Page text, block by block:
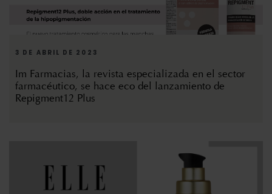
3 DE ABRIL DE 2023
Im Farmacias, la revista especializada en el sector
farmacéutico, se hace eco del lanzamiento de
Repigment12 Plus